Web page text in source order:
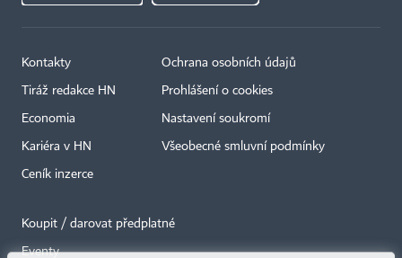
Kontakty
Tiráž redakce HN
Economia
Kariéra v HN
Ceník inzerce
Ochrana osobních údajů
Prohlášení o cookies
Nastavení soukromí
Všeobecné smluvní podmínky
Koupit / darovat předplatné
Eventy